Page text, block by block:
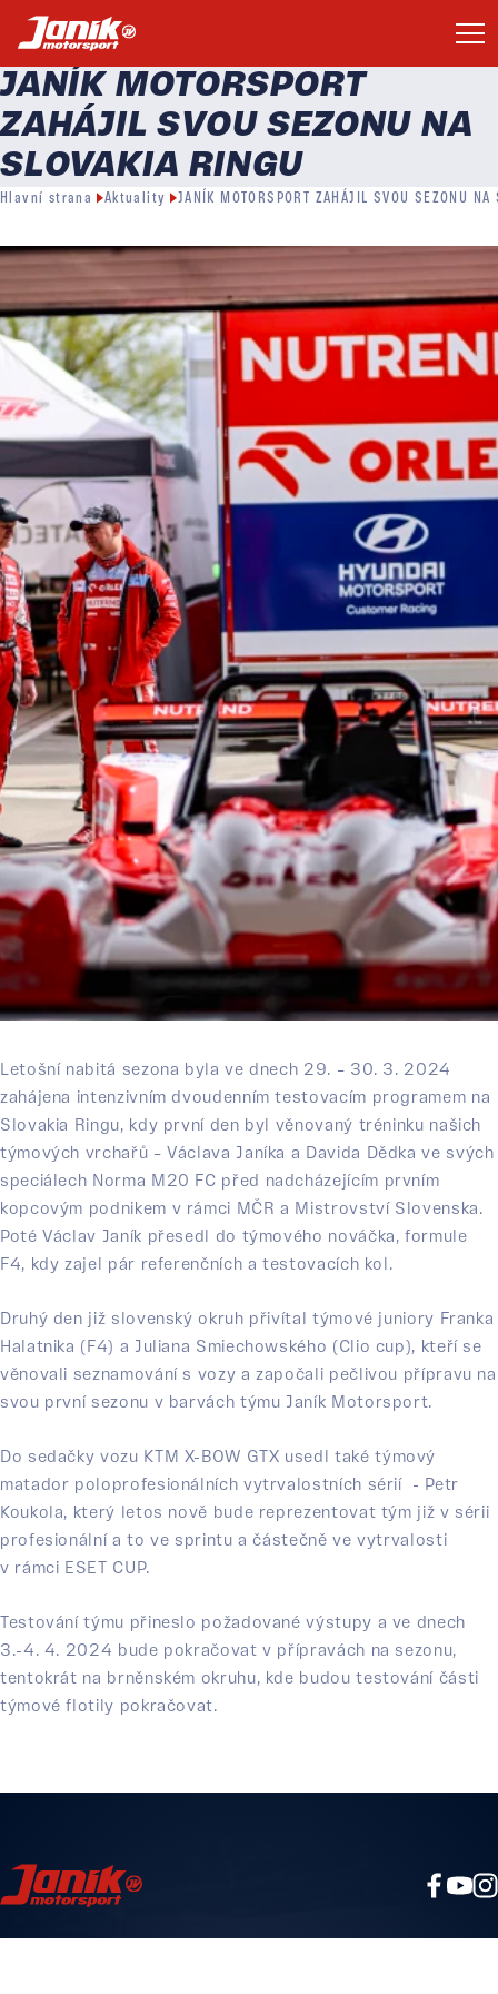
JANÍK MOTORSPORT
ZAHÁJIL SVOU SEZONU NA
SLOVAKIA RINGU
Hlavní strana Aktuality JANÍK MOTORSPORT ZAHÁJIL SVOU SEZONU NA
Letošní nabitá sezona byla ve dnech 29. – 30. 3. 2024
zahájena intenzivním dvoudenním testovacím programem na
Slovakia Ringu, kdy první den byl věnovaný tréninku našich
týmových vrchařů – Václava Janíka a Davida Dědka ve svých
speciálech Norma M20 FC před nadcházejícím prvním
kopcovým podnikem v rámci MČR a Mistrovství Slovenska.
Poté Václav Janík přesedl do týmového nováčka, formule
F4, kdy zajel pár referenčních a testovacích kol.
Druhý den již slovenský okruh přivítal týmové juniory Franka
Halatnika (F4) a Juliana Smiechowského (Clio cup), kteří se
věnovali seznamování s vozy a započali pečlivou přípravu na
svou první sezonu v barvách týmu Janík Motorsport.
Do sedačky vozu KTM X-BOW GTX usedl také týmový
matador poloprofesionálních vytrvalostních sérií - Petr
Koukola, který letos nově bude reprezentovat tým již v sérii
profesionální a to ve sprintu a částečně ve vytrvalosti
v rámci ESET CUP.
Testování týmu přineslo požadované výstupy a ve dnech
3.-4. 4. 2024 bude pokračovat v přípravách na sezonu,
tentokrát na brněnském okruhu, kde budou testování části
týmové flotily pokračovat.